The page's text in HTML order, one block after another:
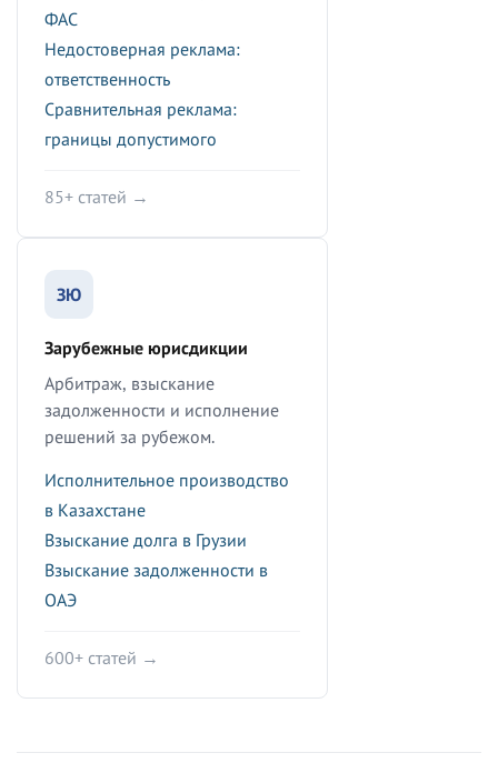
ФАС
Недостоверная реклама:
ответственность
Сравнительная реклама:
границы допустимого
85+ статей →
ЗЮ
Зарубежные юрисдикции
Арбитраж, взыскание
задолженности и исполнение
решений за рубежом.
Исполнительное производство
в Казахстане
Взыскание долга в Грузии
Взыскание задолженности в
ОАЭ
600+ статей →